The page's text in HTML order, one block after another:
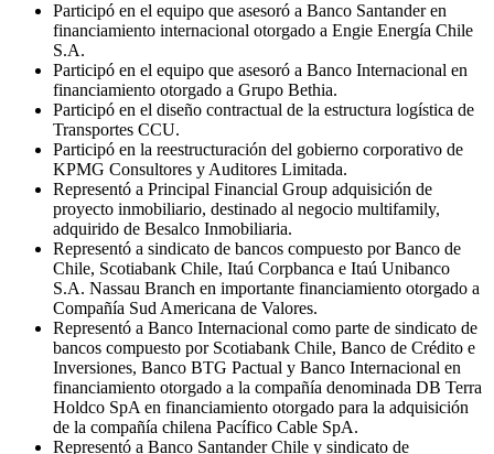
Participó en el equipo que asesoró a Banco Santander en
financiamiento internacional otorgado a Engie Energía Chile
S.A.
Participó en el equipo que asesoró a Banco Internacional en
financiamiento otorgado a Grupo Bethia.
Participó en el diseño contractual de la estructura logística de
Transportes CCU.
Participó en la reestructuración del gobierno corporativo de
KPMG Consultores y Auditores Limitada.
Representó a Principal Financial Group adquisición de
proyecto inmobiliario, destinado al negocio multifamily,
adquirido de Besalco Inmobiliaria.
Representó a sindicato de bancos compuesto por Banco de
Chile, Scotiabank Chile, Itaú Corpbanca e Itaú Unibanco
S.A. Nassau Branch en importante financiamiento otorgado a
Compañía Sud Americana de Valores.
Representó a Banco Internacional como parte de sindicato de
bancos compuesto por Scotiabank Chile, Banco de Crédito e
Inversiones, Banco BTG Pactual y Banco Internacional en
financiamiento otorgado a la compañía denominada DB Terra
Holdco SpA en financiamiento otorgado para la adquisición
de la compañía chilena Pacífico Cable SpA.
Representó a Banco Santander Chile y sindicato de